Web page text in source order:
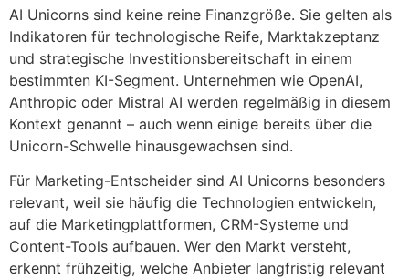
AI Unicorns sind keine reine Finanzgröße. Sie gelten als
Indikatoren für technologische Reife, Marktakzeptanz
und strategische Investitionsbereitschaft in einem
bestimmten KI-Segment. Unternehmen wie OpenAI,
Anthropic oder Mistral AI werden regelmäßig in diesem
Kontext genannt – auch wenn einige bereits über die
Unicorn-Schwelle hinausgewachsen sind.
Für Marketing-Entscheider sind AI Unicorns besonders
relevant, weil sie häufig die Technologien entwickeln,
auf die Marketingplattformen, CRM-Systeme und
Content-Tools aufbauen. Wer den Markt versteht,
erkennt frühzeitig, welche Anbieter langfristig relevant